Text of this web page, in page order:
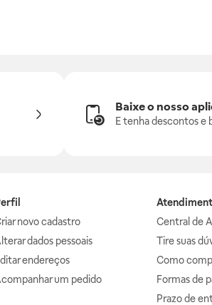
Baixe o nosso
E tenha descontos e
novo cadastro
dados pessoais
endereços
um pedido
Central de
Tire suas
Como
Formas de
Prazo de